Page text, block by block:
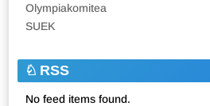
Olympiakomitea
SUEK
RSS
No feed items found.